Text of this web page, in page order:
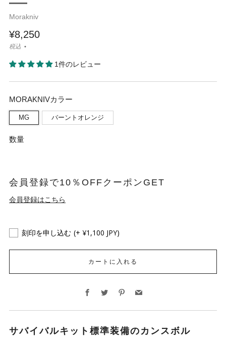
Morakniv
¥8,250
税込
1件のレビュー
MORAKNIVカラー
MG バーントオレンジ
数量
会員登録で10％OFFクーポンGET
会員登録はこちら
刻印を申し込む (+ ¥1,100 JPY)
カートに入れる
Facebook
Twitter Pinterest
サバイバルキット標準装備のカンスボル